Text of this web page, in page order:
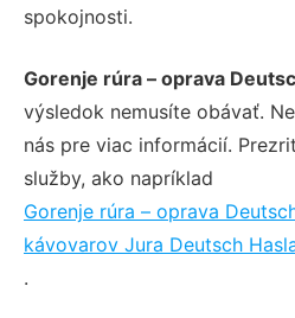
spokojnosti.
Gorenje rúra – oprava
výsledok nemusíte obávať.
nás pre viac informácií.
služby, ako napríklad
Gorenje rúra – oprava
kávovarov Jura Deutsch
.